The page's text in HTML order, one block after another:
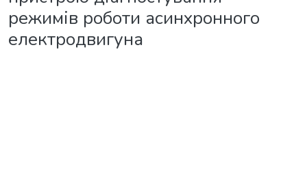
режимів роботи асинхронного
електродвигуна